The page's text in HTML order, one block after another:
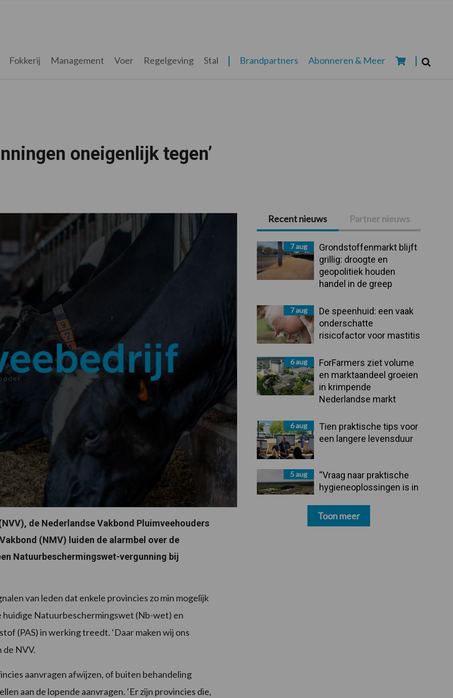
Fokkerij Management Voer Regelgeving Stal Brandpartners Abonneren & Meer
oneigenlijk tegen’
de Nederlandse Vakbond Pluimveehouders
(NMV) luiden de alarmbel over de
Natuurbeschermingswet-vergunning bij
van leden dat enkele provincies zo min mogelijk
Natuurbeschermingswet (Nb-wet) en
(PAS) in werking treedt. ‘Daar maken wij ons
de NVV.
aanvragen afwijzen, of buiten behandeling
aan de lopende aanvragen. ‘Er zijn provincies die,
Primaire
Sidebar
Recent nieuws Partner nieuws
7 aug
Grondstoffenmarkt blijft
grillig: droogte en
geopolitiek houden
handel in de greep
7 aug
De speenhuid: een vaak
onderschatte
risicofactor voor mastitis
6 aug
ForFarmers ziet volume
en marktaandeel groeien
in krimpende
Nederlandse markt
6 aug
Tien praktische tips voor
een langere levensduur
5 aug
“Vraag naar praktische
hygieneoplossingen is in
Toon meer